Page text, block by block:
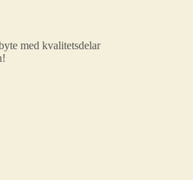
med kvalitetsdelar